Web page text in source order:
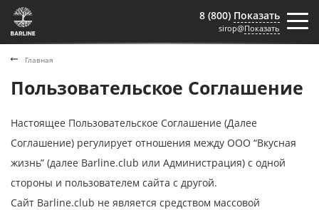
8 (800) Показать
sirop@Показать
Главная
Пользовательское Соглашение
Настоящее Пользовательское Соглашение (Далее
Соглашение) регулирует отношения между ООО “Вкусная
жизнь” (далее Barline.club или Администрация) с одной
стороны и пользователем сайта с другой.
Сайт Barline.club не является средством массовой